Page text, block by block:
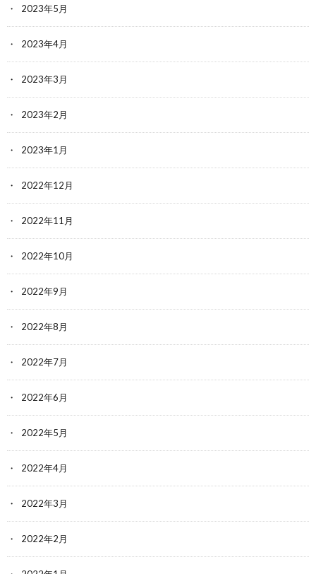
2023年5月
2023年4月
2023年3月
2023年2月
2023年1月
2022年12月
2022年11月
2022年10月
2022年9月
2022年8月
2022年7月
2022年6月
2022年5月
2022年4月
2022年3月
2022年2月